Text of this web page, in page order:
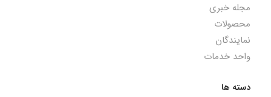
مجله‌ خبری
محصولات
نمایندگان
واحد خدمات
دسته ها